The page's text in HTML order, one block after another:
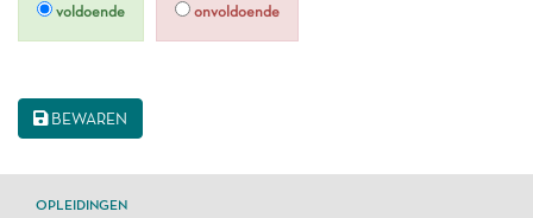
voldoende onvoldoende
BEWAREN
OPLEIDINGEN